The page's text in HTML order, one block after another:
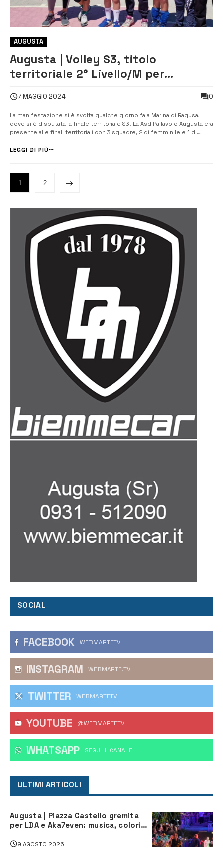
AUGUSTA
Augusta | Volley S3, titolo
territoriale 2° Livello/M per
finale regionale
7 MAGGIO 2024 0
La manifestazione si è svolta qualche giorno fa a Marina di Ragusa,
dove si è disputata la finale territoriale S3. La Asd Pallavolo Augusta era
presente alle finali territoriali con 3 squadre, 2 di femminile e 1 di
seconda in classifica, supera ai quarti vincendo […]
LEGGI DI PIÙ
1 2
SOCIAL
FACEBOOK WEBMARTETV
INSTAGRAM WEBMARTE.TV
TWITTER WEBMARTETV
YOUTUBE @WEBMARTETV
WHATSAPP ‎SEGUI IL CANALE
ULTIMI ARTICOLI
Augusta | Piazza Castello gremita
per LDA e Aka7even: musica, colori
9 AGOSTO 2026